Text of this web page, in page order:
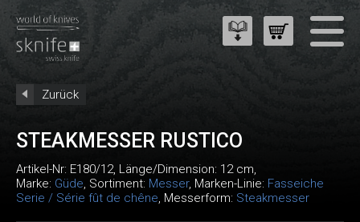
Zurück
STEAKMESSER RUSTICO
Artikel-Nr: E180/12, Länge/Dimension: 12 cm,
Marke: Güde, Sortiment: Messer, Marken-Linie: Fasseiche
Serie / Série fût de chêne, Messerform: Steakmesser